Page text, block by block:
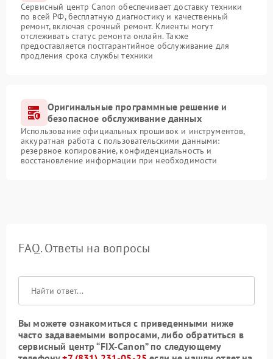
Сервисный центр Canon обеспечивает доставку техники
по всей РФ, бесплатную диагностику и качественный
ремонт, включая срочный ремонт. Клиенты могут
отслеживать статус ремонта онлайн. Также
предоставляется постгарантийное обслуживание для
продления срока службы техники
Оригинальные программные решение и
безопасное обслуживание данных
Использование официальных прошивок и инструментов,
аккуратная работа с пользовательскими данными:
резервное копирование, конфиденциальность и
восстановление информации при необходимости
FAQ. Ответы на вопросы
Вы можете ознакомиться с приведенными ниже
часто задаваемыми вопросами, либо обратиться в
сервисный центр “FIX-Canon” по следующему